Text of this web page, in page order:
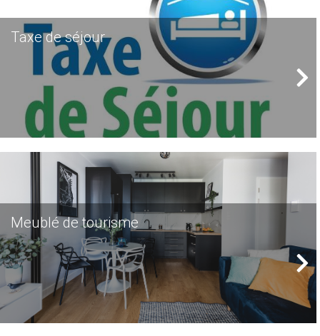
Taxe de séjour
Meublé de tourisme